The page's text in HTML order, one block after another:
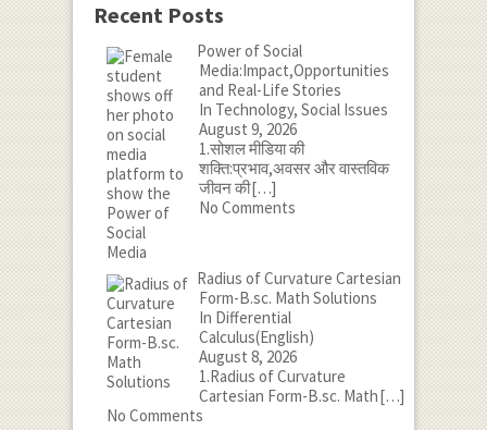
Recent Posts
Power of Social
Media:Impact,Opportunities
and Real-Life Stories
In Technology, Social Issues
August 9, 2026
1.सोशल मीडिया की
शक्ति:प्रभाव,अवसर और वास्तविक
जीवन की[…]
No Comments
Radius of Curvature Cartesian
Form-B.sc. Math Solutions
In Differential
Calculus(English)
August 8, 2026
1.Radius of Curvature
Cartesian Form-B.sc. Math[…]
No Comments